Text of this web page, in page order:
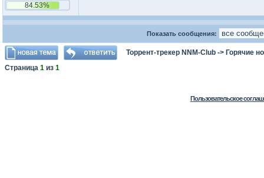
84.53%
Показать сообщения:
Торрент-трекер NNM-Club -> Горячие
Страница 1 из 1
Пользовательское